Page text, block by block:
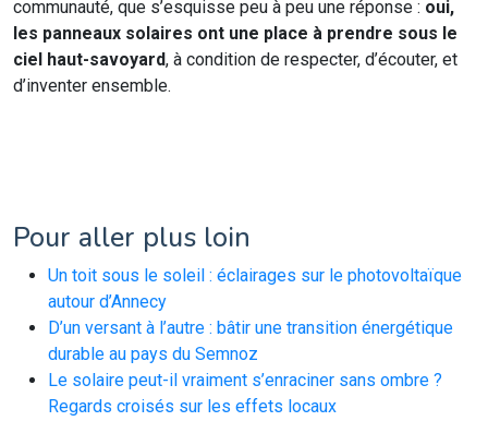
communauté, que s’esquisse peu à peu une réponse : oui,
les panneaux solaires ont une place à prendre sous le
ciel haut-savoyard, à condition de respecter, d’écouter, et
d’inventer ensemble.
Pour aller plus loin
Un toit sous le soleil : éclairages sur le photovoltaïque
autour d’Annecy
D’un versant à l’autre : bâtir une transition énergétique
durable au pays du Semnoz
Le solaire peut-il vraiment s’enraciner sans ombre ?
Regards croisés sur les effets locaux